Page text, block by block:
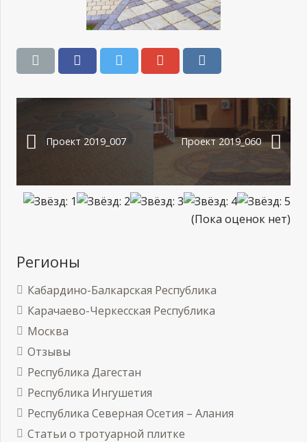
Проект 2019_007 Проект 2019_060
(Пока оценок нет)
Регионы
Кабардино-Балкарская Республика
Карачаево-Черкесская Республика
Москва
Отзывы
Республика Дагестан
Республика Ингушетия
Республика Северная Осетия – Алания
Статьи о тротуарной плитке